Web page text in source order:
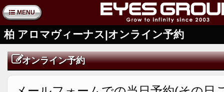
MENU
柏 アロマヴィーナス|オンライン予約
オンライン予約